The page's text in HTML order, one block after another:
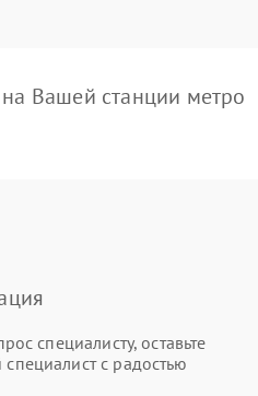
Вашей станции метро
специалисту, оставьте
с радостью